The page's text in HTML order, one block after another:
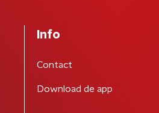
Info
Contact
Download de app